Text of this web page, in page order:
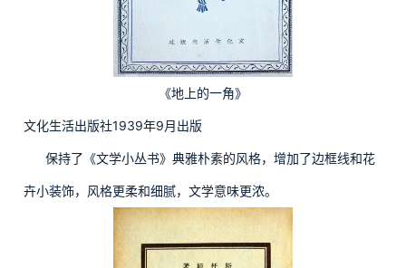
《地上的一角》
文化生活出版社1939年9月出版
保持了《文学小丛书》典雅朴素的风格，增加了边框线和花
卉小装饰，风格更柔和细腻，文学意味更浓。